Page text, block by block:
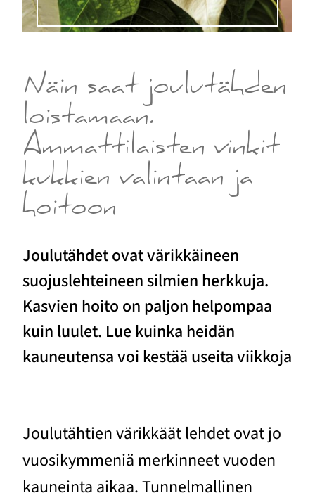
Näin saat joulutähden
loistamaan.
Ammattilaisten vinkit
kukkien valintaan ja
hoitoon
Joulutähdet ovat värikkäineen
suojuslehteineen silmien herkkuja.
Kasvien hoito on paljon helpompaa
kuin luulet. Lue kuinka heidän
kauneutensa voi kestää useita viikkoja
Joulutähtien värikkäät lehdet ovat jo
vuosikymmeniä merkinneet vuoden
kauneinta aikaa. Tunnelmallinen